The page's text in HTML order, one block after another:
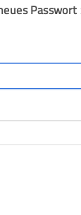
Passwort